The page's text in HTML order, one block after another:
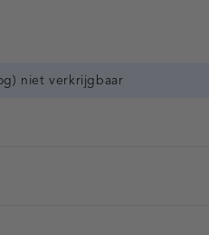
niet verkrijgbaar